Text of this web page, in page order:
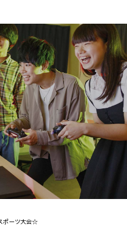
ポーツ大会☆